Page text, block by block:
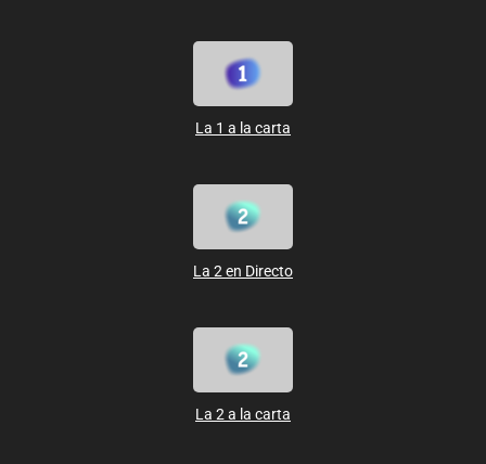
La 1 a la carta
La 2 en Directo
La 2 a la carta